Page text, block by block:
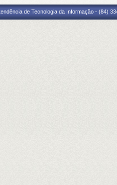
de Tecnologia da Informação - (84)